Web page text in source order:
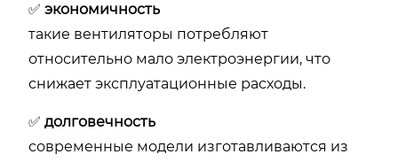
✅ экономичность
такие вентиляторы потребляют
относительно мало электроэнергии, что
снижает эксплуатационные расходы.
✅ долговечность
современные модели изготавливаются из